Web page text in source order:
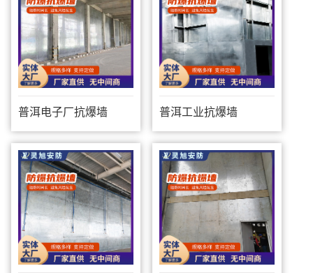
普洱电子厂抗爆墙 普洱工业抗爆墙